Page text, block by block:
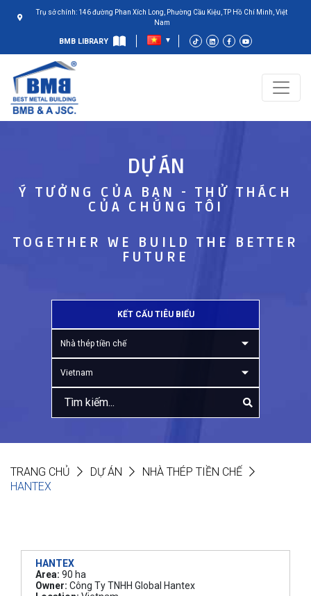
Trụ sở chính: 146 đường Phan Xích Long, Phường Cầu Kiệu, TP Hồ Chí Minh, Việt
Nam
BMB LIBRARY
DỰ ÁN
Ý TƯỞNG CỦA BẠN - THỬ THÁCH
CỦA CHÚNG TÔI
TOGETHER WE BUILD THE BETTER
FUTURE
KẾT CẤU TIÊU BIỂU
Nhà thép tiền chế
Vietnam
TRANG CHỦ DỰ ÁN
NHÀ THÉP TIỀN CHẾ
HANTEX
HANTEX
Area: 90 ha
Owner: Công Ty TNHH Global Hantex